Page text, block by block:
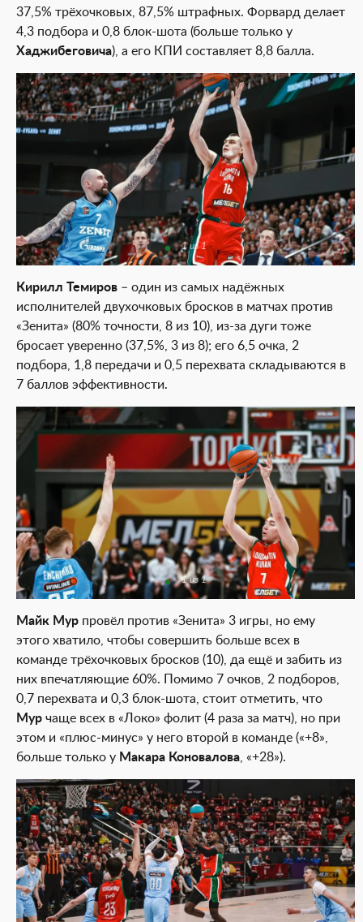
37,5% трёхочковых, 87,5% штрафных. Форвард делает
4,3 подбора и 0,8 блок-шота (больше только у
Хаджибеговича), а его КПИ составляет 8,8 балла.
1 из 1
Кирилл Темиров – один из самых надёжных
исполнителей двухочковых бросков в матчах против
«Зенита» (80% точности, 8 из 10), из-за дуги тоже
бросает уверенно (37,5%, 3 из 8); его 6,5 очка, 2
подбора, 1,8 передачи и 0,5 перехвата складываются в
7 баллов эффективности.
1 из 1
Майк Мур провёл против «Зенита» 3 игры, но ему
этого хватило, чтобы совершить больше всех в
команде трёхочковых бросков (10), да ещё и забить из
них впечатляющие 60%. Помимо 7 очков, 2 подборов,
0,7 перехвата и 0,3 блок-шота, стоит отметить, что
Мур чаще всех в «Локо» фолит (4 раза за матч), но при
этом и «плюс-минус» у него второй в команде («+8»,
больше только у Макара Коновалова , «+28»).